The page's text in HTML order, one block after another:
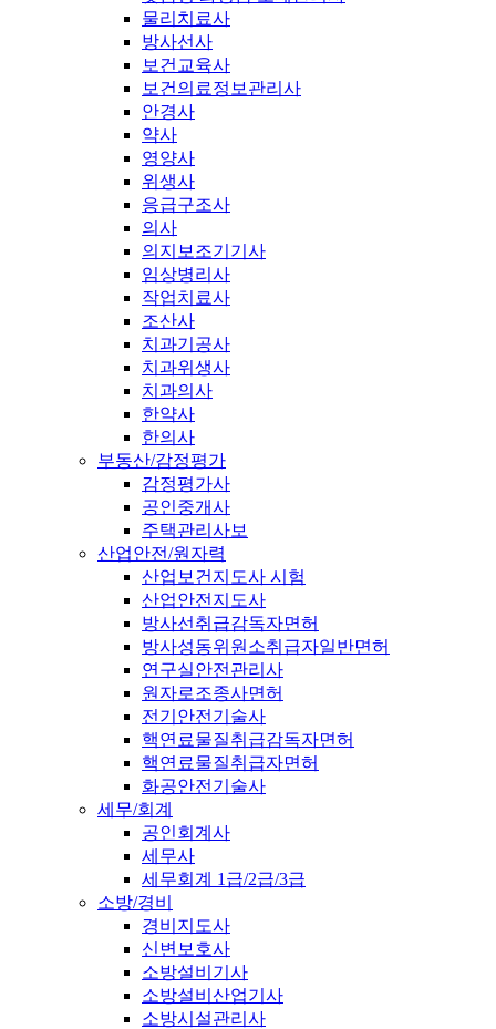
물리치료사
방사선사
보건교육사
보건의료정보관리사
안경사
약사
영양사
위생사
응급구조사
의사
의지보조기기사
임상병리사
작업치료사
조산사
치과기공사
치과위생사
치과의사
한약사
한의사
부동산/감정평가
감정평가사
공인중개사
주택관리사보
산업안전/원자력
산업보건지도사 시험
산업안전지도사
방사선취급감독자면허
방사성동위원소취급자일반면허
연구실안전관리사
원자로조종사면허
전기안전기술사
핵연료물질취급감독자면허
핵연료물질취급자면허
화공안전기술사
세무/회계
공인회계사
세무사
세무회계 1급/2급/3급
소방/경비
경비지도사
신변보호사
소방설비기사
소방설비산업기사
소방시설관리사